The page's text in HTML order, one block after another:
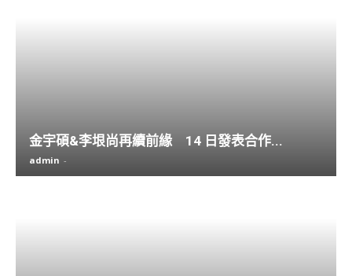
金宇碩&李垠尚再續前緣 14 日發表合作...
admin -